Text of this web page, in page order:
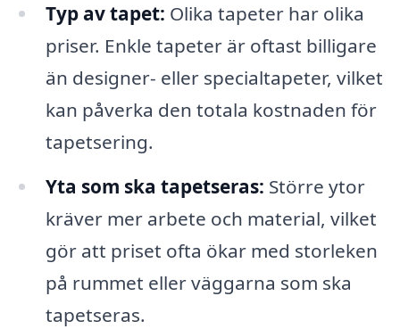
Typ av tapet: Olika tapeter har olika
priser. Enkle tapeter är oftast billigare
än designer- eller specialtapeter, vilket
kan påverka den totala kostnaden för
tapetsering.
Yta som ska tapetseras: Större ytor
kräver mer arbete och material, vilket
gör att priset ofta ökar med storleken
på rummet eller väggarna som ska
tapetseras.